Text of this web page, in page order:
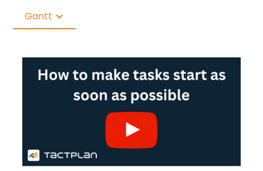
Gantt